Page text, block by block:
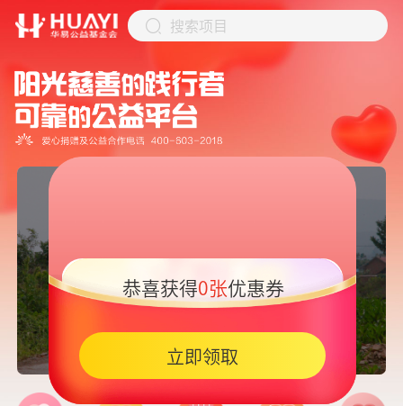
搜索项目
05:45
恭喜获得0张优惠券
立即领取